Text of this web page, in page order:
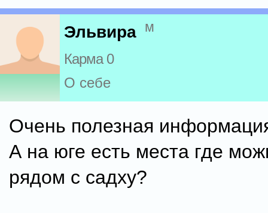
Эльвира м
Карма 0
О себе
Очень полезная
А на юге есть места где
рядом с садху?